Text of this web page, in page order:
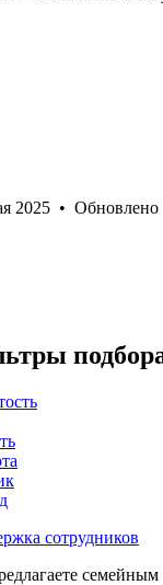
2025 • Обновлено
сотрудников
семейным